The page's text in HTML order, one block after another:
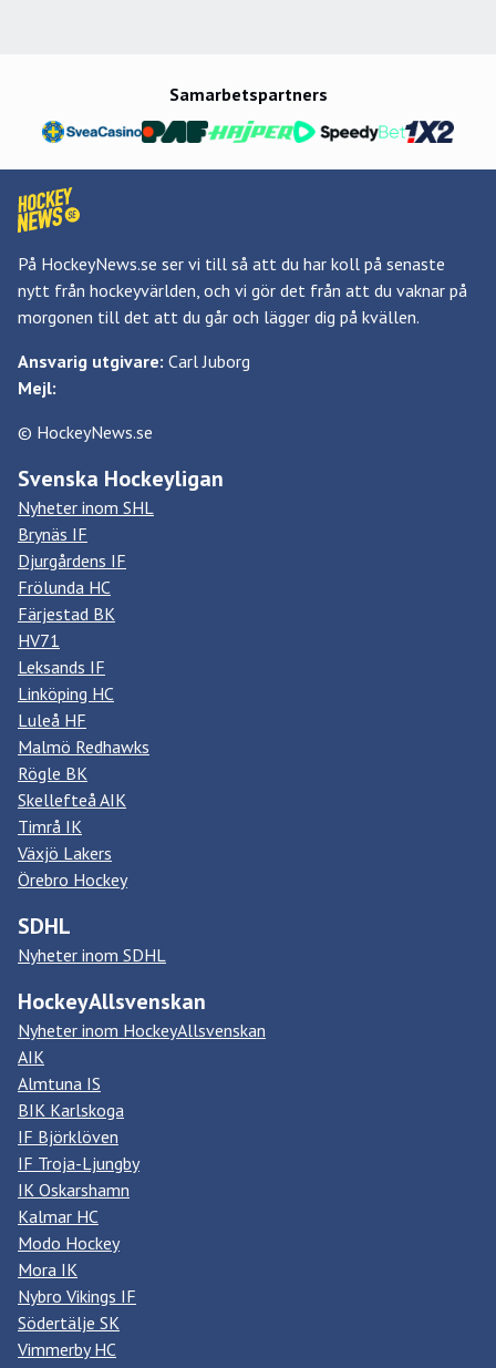
Samarbetspartners
På HockeyNews.se ser vi till så att du har koll på senaste
nytt från hockeyvärlden, och vi gör det från att du vaknar på
morgonen till det att du går och lägger dig på kvällen.
Ansvarig utgivare: Carl Juborg
Mejl:
© HockeyNews.se
Svenska Hockeyligan
Nyheter inom SHL
Brynäs IF
Djurgårdens IF
Frölunda HC
Färjestad BK
HV71
Leksands IF
Linköping HC
Luleå HF
Malmö Redhawks
Rögle BK
Skellefteå AIK
Timrå IK
Växjö Lakers
Örebro Hockey
SDHL
Nyheter inom SDHL
HockeyAllsvenskan
Nyheter inom HockeyAllsvenskan
AIK
Almtuna IS
BIK Karlskoga
IF Björklöven
IF Troja-Ljungby
IK Oskarshamn
Kalmar HC
Modo Hockey
Mora IK
Nybro Vikings IF
Södertälje SK
Vimmerby HC